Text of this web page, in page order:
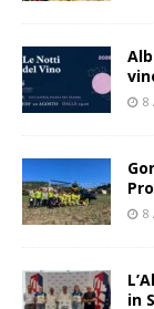
8
8
in